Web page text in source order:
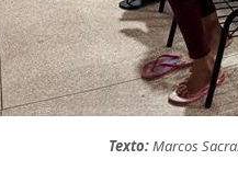
Texto:Marcos